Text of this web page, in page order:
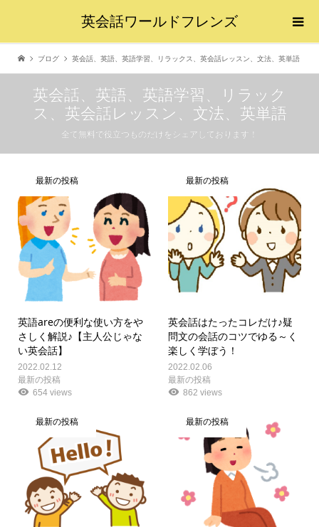
英会話ワールドフレンズ
ブログ 英会話、英語、英語学習、リラックス、英会話レッスン、文法、英単語
英会話、英語、英語学習、リラック
ス、英会話レッスン、文法、英単語
全て無料で役立つものだけをシェアしております！
最新の投稿
英語areの便利な使い方をや
さしく解説♪【主人公じゃな
い英会話】
2022.02.12
最新の投稿
654 views
最新の投稿
英会話はたったコレだけ♪疑
問文の会話のコツでゆる～く
楽しく学ぼう！
2022.02.06
最新の投稿
862 views
最新の投稿 最新の投稿